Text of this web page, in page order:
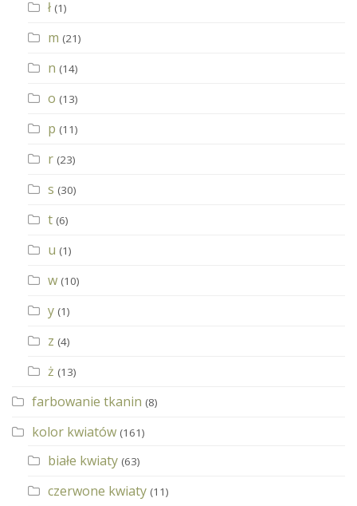
ł (1)
m (21)
n (14)
o (13)
p (11)
r (23)
s (30)
t (6)
u (1)
w (10)
y (1)
z (4)
ż (13)
farbowanie tkanin (8)
kolor kwiatów (161)
białe kwiaty (63)
czerwone kwiaty (11)